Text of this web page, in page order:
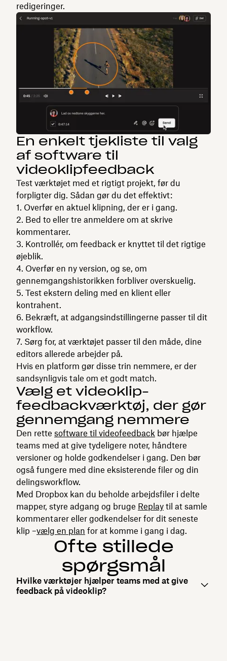
redigeringer.
En enkelt tjekliste til valg
af software til
videoklipfeedback
Test værktøjet med et rigtigt projekt, før du
forpligter dig. Sådan gør du det effektivt:
Overfør en aktuel klipning, der er i gang.
Bed to eller tre anmeldere om at skrive
kommentarer.
Kontrollér, om feedback er knyttet til det rigtige
øjeblik.
Overfør en ny version, og se, om
gennemgangshistorikken forbliver overskuelig.
Test ekstern deling med en klient eller
kontrahent.
Bekræft, at adgangsindstillingerne passer til dit
workflow.
Sørg for, at værktøjet passer til den måde, dine
editors allerede arbejder på.
Hvis en platform gør disse trin nemmere, er der
sandsynligvis tale om et godt match.
Vælg et videoklip-
feedbackværktøj, der gør
gennemgang nemmere
Den rette software til videofeedback bør hjælpe
teams med at give tydeligere noter, håndtere
versioner og holde godkendelser i gang. Den bør
også fungere med dine eksisterende filer og din
delingsworkflow.
Med Dropbox kan du beholde arbejdsfiler i delte
mapper, styre adgang og bruge‌ Replay til at samle
kommentarer eller godkendelser for dit seneste
klip –vælg en plan for at komme i gang i dag.
Ofte stillede
spørgsmål
Hvilke værktøjer hjælper teams med at give
feedback på videoklip?